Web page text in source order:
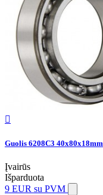

Guolis 6208C3 40x80x18mm
Įvairūs
Išparduota
9 EUR su PVM